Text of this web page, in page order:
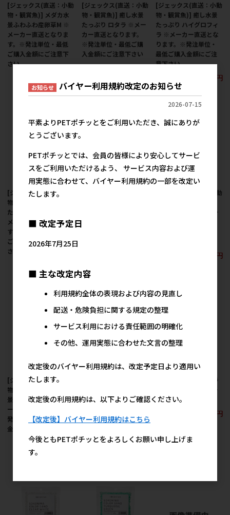
[ジェックス(直送：小動
物・観賞魚)] メダカ水
景ふわふわ産卵草M ※
メーカー直送となりま
す。※発注単位・最低
ご購入金額にご注意下
さい
[ジェックス(直送：小動
物・観賞魚)] 癒し水景
たっぷり ロタラ ※メー
カー直送となります。
※発注単位・最低ご購
入金額にご注意下さい
634円
[ジェックス(直送：小動
物・観賞魚)] 癒し水景
たっぷり ハイグロフィ
ラ ※メーカー直送とな
ります。※発注単位・
最低ご購入金額にご注
意下さい
634円
[ジェックス(直送：小動
物・観賞魚)] 癒し水景
たっぷり アンブリア ※
メーカー直送となりま
す。※発注単位・最低
ご購入金額にご注意下
さい
ーカー直送となりま
[ジェックス(直送：小動
天然おつまみ草 ※メー
612円
[ジェックス(直送：小動
物・観賞魚)] メダカ水
景 天然産卵草 ※メーカ
ー直送となります。※
発注単位・最低ご購入
金額にご注意下さい
参考上代
612円
景 メダカの産卵草 ホテ
送となります。※発注
にご注意下さい
［水作］ソコニワ カラ
ーサンド トパーズゴー
ルド 200ml
450円
お知らせ バイヤー利用規約改定のお知らせ
2026-07-15
平素よりPETポチッとをご利用いただき、誠にありが
とうございます。
PETポチッとでは、会員の皆様により安心してサービ
スをご利用いただけるよう、 サービス内容および運
用実態に合わせて、バイヤー利用規約の一部を改定い
たします。
■ 改定予定日
2026年7月25日
■ 主な改定内容
利用規約全体の表現および内容の見直し
配送・危険負担に関する規定の整理
サービス利用における責任範囲の明確化
その他、運用実態に合わせた文言の整理
改定後のバイヤー利用規約は、改定予定日より適用い
たします。
改定後の利用規約は、以下よりご確認ください。
【改定後】バイヤー利用規約はこちら
今後ともPETポチッとをよろしくお願い申し上げま
す。